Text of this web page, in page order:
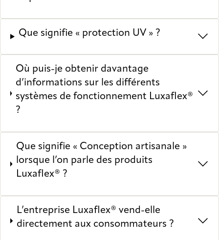
Que signifie « protection UV » ?
Où puis-je obtenir davantage
d’informations sur les différents
systèmes de fonctionnement Luxaflex®
?
Que signifie « Conception artisanale »
lorsque l’on parle des produits
Luxaflex® ?
L’entreprise Luxaflex® vend-elle
directement aux consommateurs ?